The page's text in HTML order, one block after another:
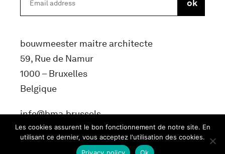
bouwmeester maitre architecte
59, Rue de Namur
1000 – Bruxelles
Belgique
info@bma.brussels
Les cookies assurent le bon fonctionnement de notre site. En
utilisant ce dernier, vous acceptez l'utilisation des cookies.
Ok
Privacy policy